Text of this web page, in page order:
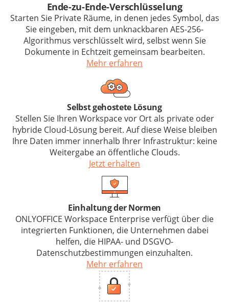
Ende-zu-Ende-Verschlüsselung
Starten Sie Private Räume, in denen jedes Symbol, das
Sie eingeben, mit dem unknackbaren AES-256-
Algorithmus verschlüsselt wird, selbst wenn Sie
Dokumente in Echtzeit gemeinsam bearbeiten.
Mehr erfahren
Selbst gehostete Lösung
Stellen Sie Ihren Workspace vor Ort als private oder
hybride Cloud-Lösung bereit. Auf diese Weise bleiben
Ihre Daten immer innerhalb Ihrer Infrastruktur: keine
Weitergabe an öffentliche Clouds.
Jetzt erhalten
Einhaltung der Normen
ONLYOFFICE Workspace Enterprise verfügt über die
integrierten Funktionen, die Unternehmen dabei
helfen, die HIPAA- und DSGVO-
Datenschutzbestimmungen einzuhalten.
Mehr erfahren